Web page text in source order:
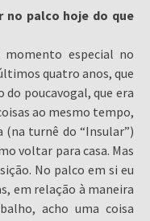
no palco hoje do que
momento especial no
quatro anos, que
poucavogal, que era
ao mesmo tempo,
(na turnê do “Insular”)
voltar para casa. Mas
No palco em si eu
em relação à maneira
acho uma coisa